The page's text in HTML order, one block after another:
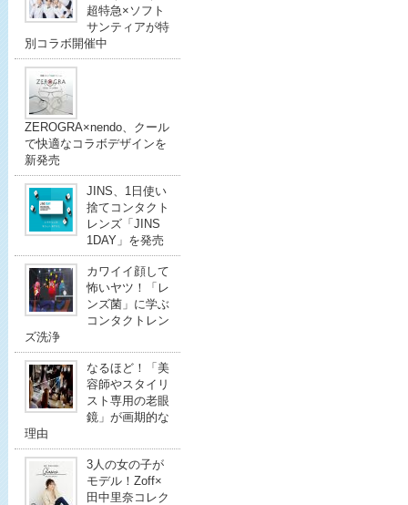
超特急×ソフト
サンティアが特
別コラボ開催中
ZEROGRA×nendo、クール
で快適なコラボデザインを
新発売
JINS、1日使い
捨てコンタクト
レンズ「JINS
1DAY」を発売
カワイイ顔して
怖いヤツ！「レ
ンズ菌」に学ぶ
コンタクトレン
ズ洗浄
なるほど！「美
容師やスタイリ
スト専用の老眼
鏡」が画期的な
理由
3人の女の子が
モデル！Zoff×
田中里奈コレク